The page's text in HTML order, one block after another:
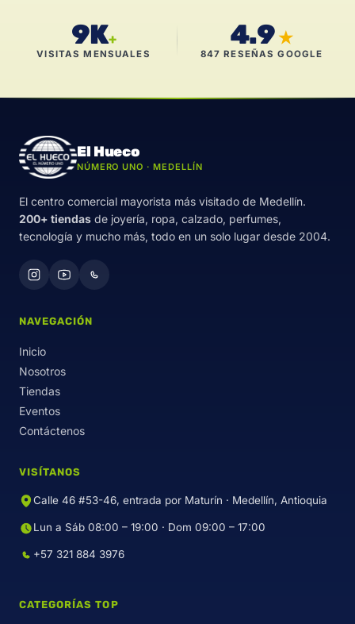
9K+
VISITAS MENSUALES
4.9 ★
847 RESEÑAS GOOGLE
El Hueco
NÚMERO UNO · MEDELLÍN
El centro comercial mayorista más visitado de Medellín.
200+ tiendas de joyería, ropa, calzado, perfumes,
tecnología y mucho más, todo en un solo lugar desde 2004.
NAVEGACIÓN
Inicio
Nosotros
Tiendas
Eventos
Contáctenos
VISÍTANOS
Calle 46 #53-46, entrada por Maturín · Medellín, Antioquia
Lun a Sáb 08:00 – 19:00 · Dom 09:00 – 17:00
+57 321 884 3976
CATEGORÍAS TOP